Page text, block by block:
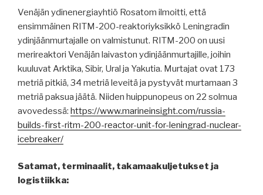
Venäjän ydinenergiayhtiö Rosatom ilmoitti, että
ensimmäinen RITM-200-reaktoriyksikkö Leningradin
ydinjäänmurtajalle on valmistunut. RITM-200 on uusi
merireaktori Venäjän laivaston ydinjäänmurtajille, joihin
kuuluvat Arktika, Sibir, Ural ja Yakutia. Murtajat ovat 173
metriä pitkiä, 34 metriä leveitä ja pystyvät murtamaan 3
metriä paksua jäätä. Niiden huippunopeus on 22 solmua
avovedessä: https://www.marineinsight.com/russia-
builds-first-ritm-200-reactor-unit-for-leningrad-nuclear-
icebreaker/
Satamat, terminaalit, takamaakuljetukset ja
logistiikka: